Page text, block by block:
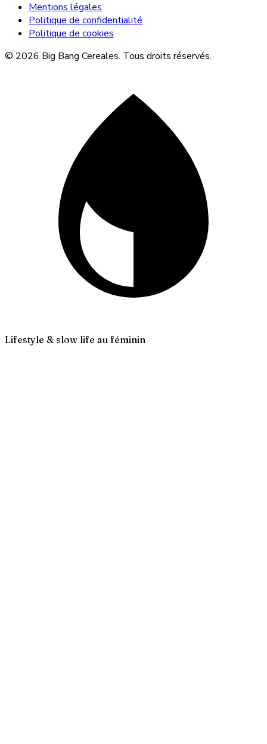
Mentions légales
Politique de confidentialité
Politique de cookies
© 2026 Big Bang Cereales. Tous droits réservés.
Lifestyle & slow life au féminin